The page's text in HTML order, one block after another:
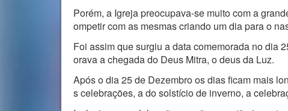
Porém, a Igreja preocupava-se muito com a
ompetir com as mesmas criando um dia para o
Foi assim que surgiu a data comemorada no dia
orava a chegada do Deus Mitra, o deus da Luz.
Após o dia 25 de Dezembro os dias ficam mais
s celebrações, a do solstício de inverno, a